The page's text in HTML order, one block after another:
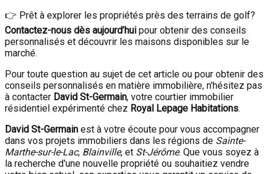
👉 Prêt à explorer les propriétés près des terrains de golf?
Contactez-nous dès aujourd’hui pour obtenir des conseils
personnalisés et découvrir les maisons disponibles sur le
marché.
Pour toute question au sujet de cet article ou pour obtenir des
conseils personnalisés en matière immobilière, n'hésitez pas
à contacter David St-Germain, votre courtier immobilier
résidentiel expérimenté chez Royal Lepage Habitations.
David St-Germain est à votre écoute pour vous accompagner
dans vos projets immobiliers dans les régions de Sainte-
Marthe-sur-le-Lac, Blainville, et St-Jérôme. Que vous soyez à
la recherche d'une nouvelle propriété ou souhaitiez vendre